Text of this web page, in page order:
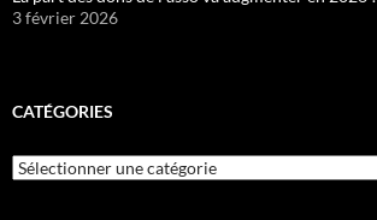
3 février 2026
CATÉGORIES
Catégories